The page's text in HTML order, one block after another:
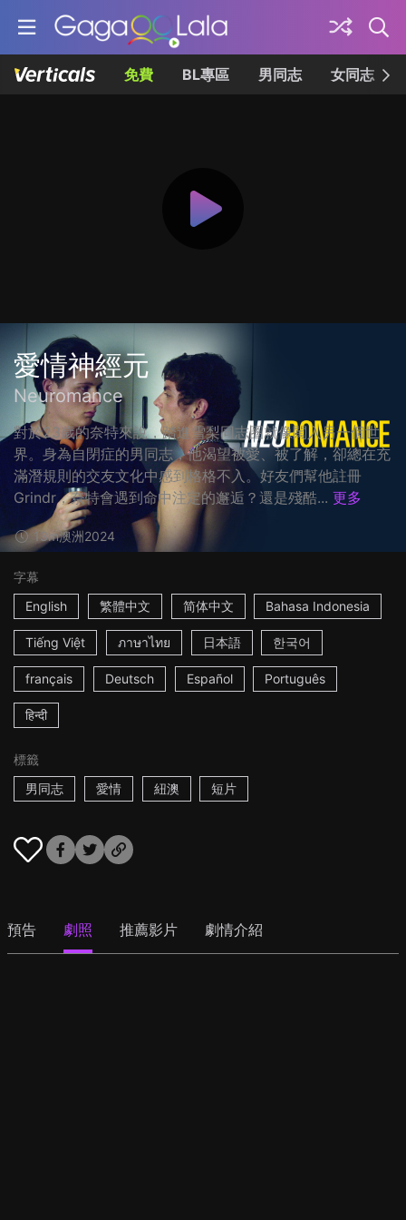
免費 BL專區 男同志 女同志
愛情神經元
Neuromance
對於23歲的奈特來說，踏進雪梨同志圈就像闖入另一個世
界。身為自閉症的男同志，他渴望被愛、被了解，卻總在充
滿潛規則的交友文化中感到格格不入。好友們幫他註冊
Grindr，奈特會遇到命中注定的邂逅？還是殘酷... 更多
13m澳洲2024
字幕
English
繁體中文 简体中文 Bahasa Indonesia
Tiếng Việt ภาษาไทย 日本語 한국어
français Deutsch Español Português
हिन्दी
標籤
男同志
愛情 紐澳 短片
預告 劇照 推薦影片 劇情介紹